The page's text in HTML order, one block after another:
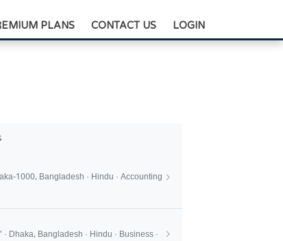
PLANS CONTACT US LOGIN
1000, Bangladesh · Hindu · Accounting
Dhaka, Bangladesh · Hindu · Business ·